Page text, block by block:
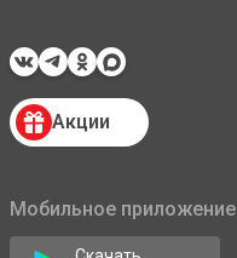
Акции
Мобильное приложение